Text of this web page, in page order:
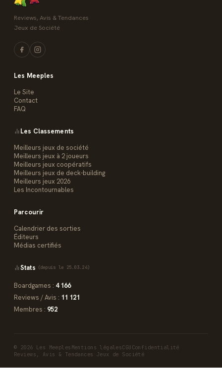
Reviews, Avis & Tendances
Jeux de Société
Les Meeples
Le Site
Contact
FAQ
Les Classements
Meilleurs jeux de société
Meilleurs jeux à 2 joueurs
Meilleurs jeux coopératifs
Meilleurs jeux de deck-building
Meilleurs jeux 2026
Les Incontournables
Parcourir
Calendrier des sorties
Éditeurs
Médias certifiés
Stats (depuis le 25.03.24)
Boardgames : 4 166
Reviews / Avis : 11 121
Membres : 952
© 2026 Les Meeples Mentions légalesCGU Confidentialité
Reviews, Avis & Tendances Jeux de Société